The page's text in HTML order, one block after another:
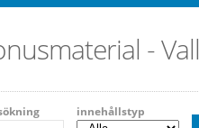
- Vall
innehållstyp